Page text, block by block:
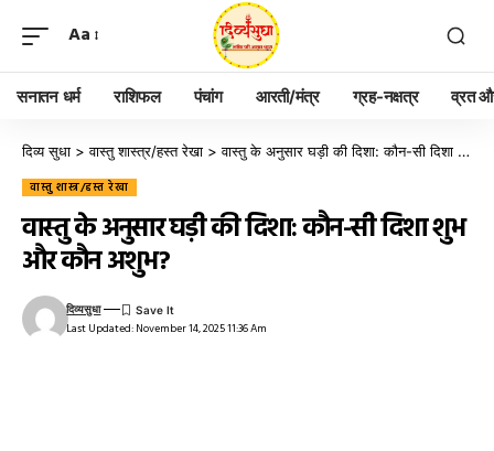
Aa
सनातन धर्म राशिफल पंचांग आरती/मंत्र ग्रह-नक्षत्र व्रत
दिव्य सुधा >वास्तु शास्त्र/हस्त रेखा >वास्तु के अनुसार घड़ी की दिशा: कौन-सी दिशा शुभ और कौन अशुभ?
वास्तु शास्त्र/हस्त रेखा
वास्तु के अनुसार घड़ी की दिशा: कौन-सी दिशा शुभ
और कौन अशुभ?
Last Updated: November 14, 2025 11:36 Am
दिव्यसुधा